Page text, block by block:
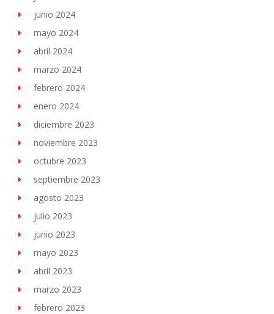
junio 2024
mayo 2024
abril 2024
marzo 2024
febrero 2024
enero 2024
diciembre 2023
noviembre 2023
octubre 2023
septiembre 2023
agosto 2023
julio 2023
junio 2023
mayo 2023
abril 2023
marzo 2023
febrero 2023